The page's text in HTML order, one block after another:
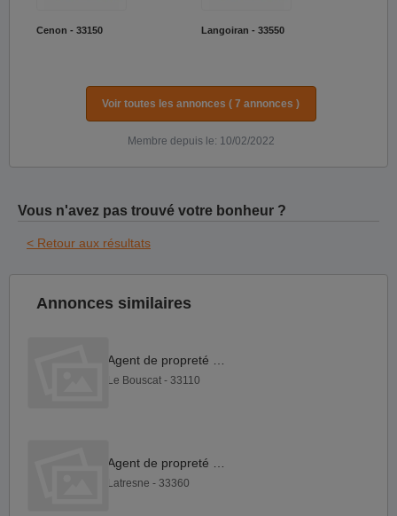
Cenon - 33150 Langoiran - 33550
Voir toutes les annonces ( 7 annonces )
Membre depuis le: 10/02/2022
Vous n'avez pas trouvé votre bonheur ?
< Retour aux résultats
Annonces similaires
Le Bouscat - 33110
Latresne - 33360